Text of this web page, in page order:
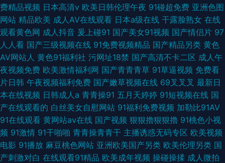
费精品视频 日本高清v 欧美日韩伦理午夜 91碰超免费 亚洲色图
网站 精品欧美 成人AV在线观看 日本a级在线 干露脸熟女 在线
观看黄色网 成人抖音 爰上碰91 国产美女91视频 国产情侣片 97
人人看 国产三级视频在线 91免费视频精品 国产精品另类 黄色
AV网站人 黄色91福利社 污网址18禁 国产高清不卡二区 成人午
夜视频免费 欧美激情福利网 国产青青青草 91草逼视频 免费看
片日韩 午夜视频福利免费 国产嫩草视频在线 69叉叉叉 最新日
本在线视频 日韩成人a 青青操91 五月天婷婷 91短视频在线 国
产在线观看的 白丝美女自慰网站 91福利免费视频 加勒比91AV
91在线观看 黄网站av在线 国产视频 狠狠擼狠狠擼 91桃色小视
频 91激情 91干啪啪 青青操青青干 主播诱惑无码专区 欧美视频
电影 91播放 麻豆桃色网站 亚洲欧美国产另类 欧美伦理另类 国
产刺激对白 在线观看91精品 欧美成年视频 操碰操揉 成人微拍